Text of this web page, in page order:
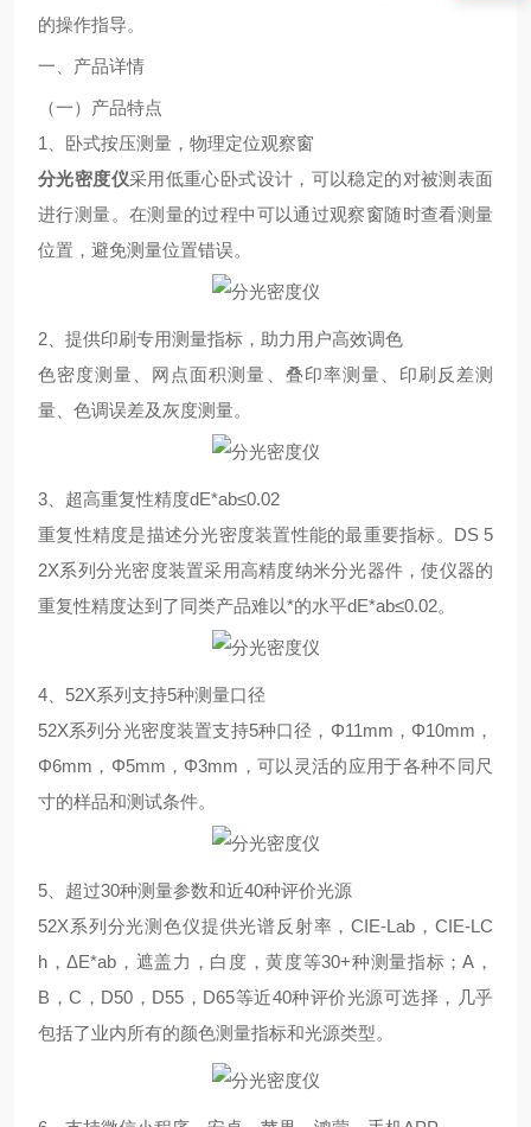
的操作指导。
一、产品详情
（一）产品特点
1、卧式按压测量，物理定位观察窗
分光密度仪采用低重心卧式设计，可以稳定的对被测表面
进行测量。在测量的过程中可以通过观察窗随时查看测量
位置，避免测量位置错误。
2、提供印刷专用测量指标，助力用户高效调色
色密度测量、网点面积测量、叠印率测量、印刷反差测
量、色调误差及灰度测量。
3、超高重复性精度dE*ab≤0.02
重复性精度是描述分光密度装置性能的最重要指标。DS 5
2X系列分光密度装置采用高精度纳米分光器件，使仪器的
重复性精度达到了同类产品难以*的水平dE*ab≤0.02。
4、52X系列支持5种测量口径
52X系列分光密度装置支持5种口径，Φ11mm，Φ10mm，
Φ6mm，Φ5mm，Φ3mm，可以灵活的应用于各种不同尺
寸的样品和测试条件。
5、超过30种测量参数和近40种评价光源
52X系列分光测色仪提供光谱反射率，CIE-Lab，CIE-LC
h，ΔE*ab，遮盖力，白度，黄度等30+种测量指标；A，
B，C，D50，D55，D65等近40种评价光源可选择，几乎
包括了业内所有的颜色测量指标和光源类型。